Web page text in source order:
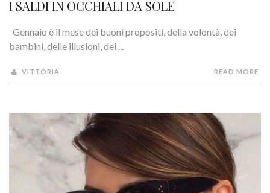
I SALDI IN OCCHIALI DA SOLE
Gennaio è il mese dei buoni propositi, della volontà, dei
bambini, delle illusioni, dei ...
VITTORIA READ MORE